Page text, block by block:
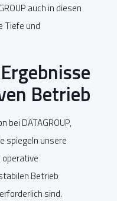
auch in diesen
Tiefe und
Betrieb
bei DATAGROUP,
spiegeln unsere
Betrieb
sind.